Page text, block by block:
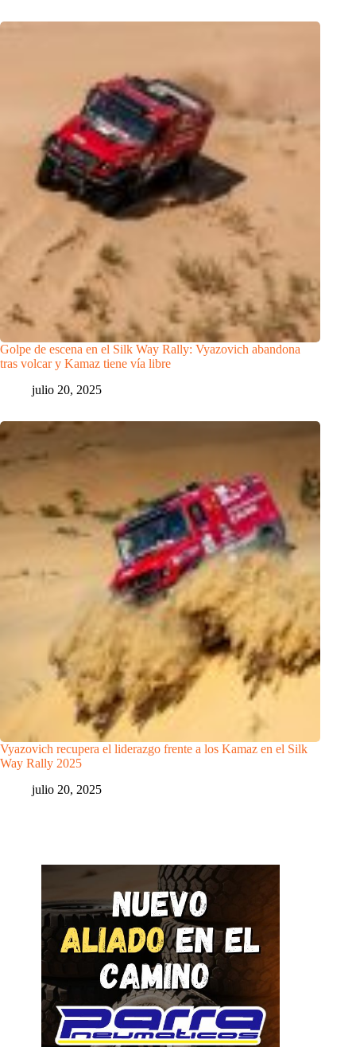
Golpe de escena en el Silk Way Rally: Vyazovich abandona
tras volcar y Kamaz tiene vía libre
julio 20, 2025
Vyazovich recupera el liderazgo frente a los Kamaz en el Silk
Way Rally 2025
julio 20, 2025